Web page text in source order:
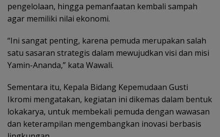
pengelolaan, hingga pemanfaatan kembali sampah
agar memiliki nilai ekonomi.
“Ini sangat penting, karena pemuda merupakan salah
satu sasaran strategis dalam mewujudkan visi dan misi
Yamin-Ananda,” kata Wawali.
Sementara itu, Kepala Bidang Kepemudaan Gusti
Ikromi mengatakan, kegiatan ini dikemas dalam bentuk
lokakarya, untuk membekali pemuda dengan wawasan
dan keterampilan mengembangkan inovasi berbasis